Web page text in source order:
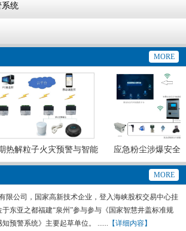
系统
MORE
热解粒子火灾预警与智能
灭火系统
应急粉尘涉爆安全
预警系统
MORE
限公司，国家高新技术企业，登入海峡股权交易中心挂
于东亚之都福建“泉州”参与参与《国家智慧井盖标准规
预警系统》主要起草单位。 ...... 【详细内容】